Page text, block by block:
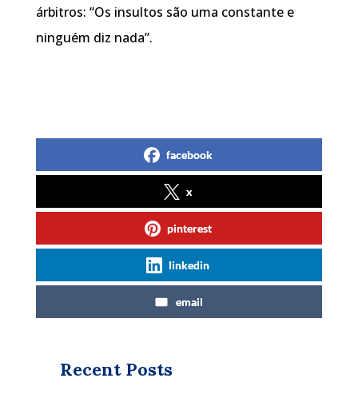
árbitros: “Os insultos são uma constante e
ninguém diz nada”.
facebook
x
pinterest
linkedin
email
Recent Posts